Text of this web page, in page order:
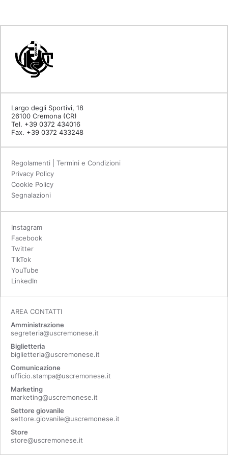
Largo degli Sportivi, 18
26100 Cremona (CR)
Tel. +39 0372 434016
Fax. +39 0372 433248
Regolamenti | Termini e Condizioni
Privacy Policy
Cookie Policy
Segnalazioni
Instagram
Facebook
Twitter
TikTok
YouTube
LinkedIn
AREA CONTATTI
Amministrazione
segreteria@uscremonese.it
Biglietteria
biglietteria@uscremonese.it
Comunicazione
ufficio.stampa@uscremonese.it
Marketing
marketing@uscremonese.it
Settore giovanile
settore.giovanile@uscremonese.it
Store
store@uscremonese.it